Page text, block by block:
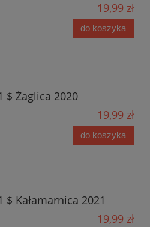
19,99 zł
do koszyka
$ Żaglica 2020
19,99 zł
do koszyka
Kałamarnica 2021
19,99 zł